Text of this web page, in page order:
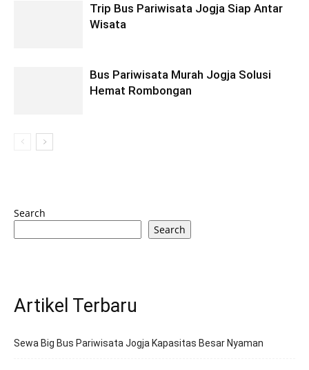
Trip Bus Pariwisata Jogja Siap Antar
Wisata
Bus Pariwisata Murah Jogja Solusi
Hemat Rombongan
Search
Search
Artikel Terbaru
Sewa Big Bus Pariwisata Jogja Kapasitas Besar Nyaman